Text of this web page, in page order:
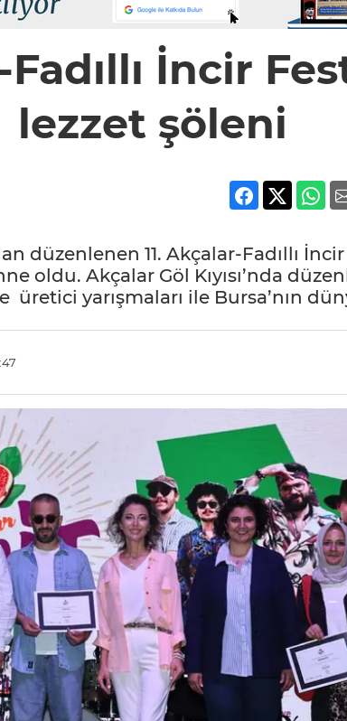
Fadıllı İncir
lezzet şöleni
düzenlenen 11. Akçalar-Fadıllı
oldu. Akçalar Göl Kıyısı’nda
üretici yarışmaları ile Bursa’nın